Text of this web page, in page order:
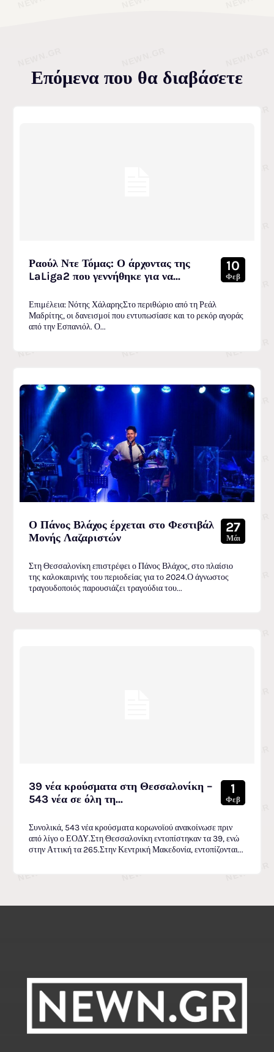
Επόμενα που θα διαβάσετε
Ραούλ Ντε Τόμας: Ο άρχοντας της
LaLiga2 που γεννήθηκε για να...
10
Φεβ
Επιμέλεια: Νότης ΧάλαρηςΣτο περιθώριο από τη Ρεάλ
Μαδρίτης, οι δανεισμοί που εντυπωσίασε και το ρεκόρ αγοράς
από την Εσπανιόλ. Ο...
Ο Πάνος Βλάχος έρχεται στο Φεστιβάλ
Μονής Λαζαριστών
27
Μάι
Στη Θεσσαλονίκη επιστρέφει ο Πάνος Βλάχος, στο πλαίσιο
της καλοκαιρινής του περιοδείας για το 2024.Ο άγνωστος
τραγουδοποιός παρουσιάζει τραγούδια του...
39 νέα κρούσματα στη Θεσσαλονίκη –
543 νέα σε όλη τη...
1
Φεβ
Συνολικά, 543 νέα κρούσματα κορωνοϊού ανακοίνωσε πριν
από λίγο ο ΕΟΔΥ.Στη Θεσσαλονίκη εντοπίστηκαν τα 39, ενώ
στην Αττική τα 265.Στην Κεντρική Μακεδονία, εντοπίζονται...